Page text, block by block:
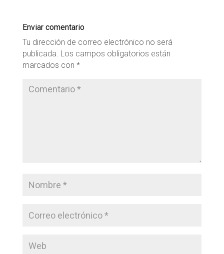
Enviar comentario
Tu dirección de correo electrónico no será
publicada. Los campos obligatorios están
marcados con *